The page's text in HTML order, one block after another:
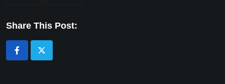
Share This Post: